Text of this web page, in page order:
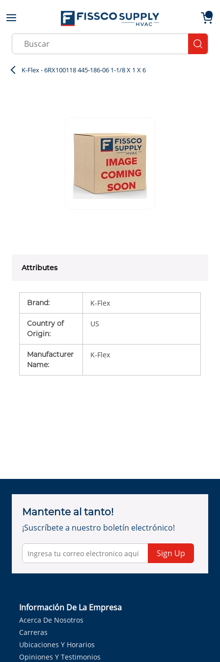
Skip to main content
Site Search
K-Flex - 6RX100118 445-186-06 1-1/8 X 1 X 6
Attributes
Brand: K-Flex
Country of
Origin:
US
Manufacturer
Name:
K-Flex
Mantente al tanto!
¡Suscríbete a nuestro boletín electrónico!
Sign Up
Información De La Empresa
Acerca De Nosotros
Carreras
Ubicaciones Y Horarios
Opiniones Y Testimonios